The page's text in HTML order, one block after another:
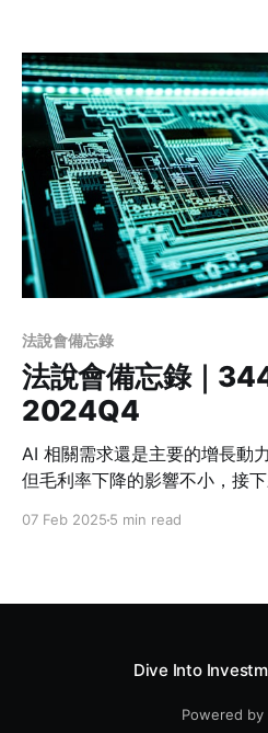
法說會備忘錄
法說會備忘錄｜
2024Q4
AI 相關需求還是主要的增長動
但毛利率下降的影響不小，接
07 Feb 2025 5 min read
Dive Into
Powered by